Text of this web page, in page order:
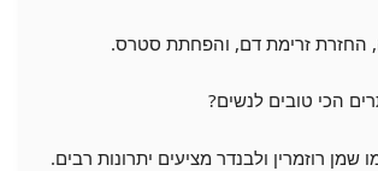
החזרת זרימת דם, והפחתת סטרס.
שמן רוזמרין ולבנדר מציעים יתרונות רבים.